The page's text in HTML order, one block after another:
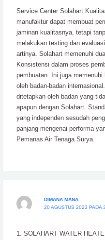
Service Center Solahart
manufaktur dapat membuat
jaminan kualitasnya, tetapi
melakukan testing dan
artinya. Solahart memenuhi
Konsistensi dalam proses
pembuatan. Ini juga
oleh badan-badan
ditetapkan oleh badan yang
apapun dengan Solahart.
yang independen sesudah
panjang mengenai performa
Pemanas Air Tenaga Surya.
DIMANA MANA
20 AGUSTUS 2023 PADA
1. SOLAHART WATER